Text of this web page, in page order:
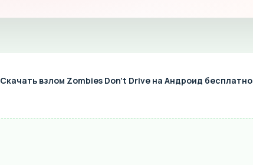
Скачать взлом Zombies Don't Drive на Андроид бесплатно